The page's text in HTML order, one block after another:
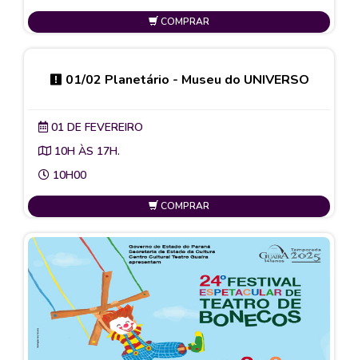
COMPRAR
01/02 Planetário - Museu do UNIVERSO
01 DE FEVEREIRO
10H ÀS 17H.
10H00
COMPRAR